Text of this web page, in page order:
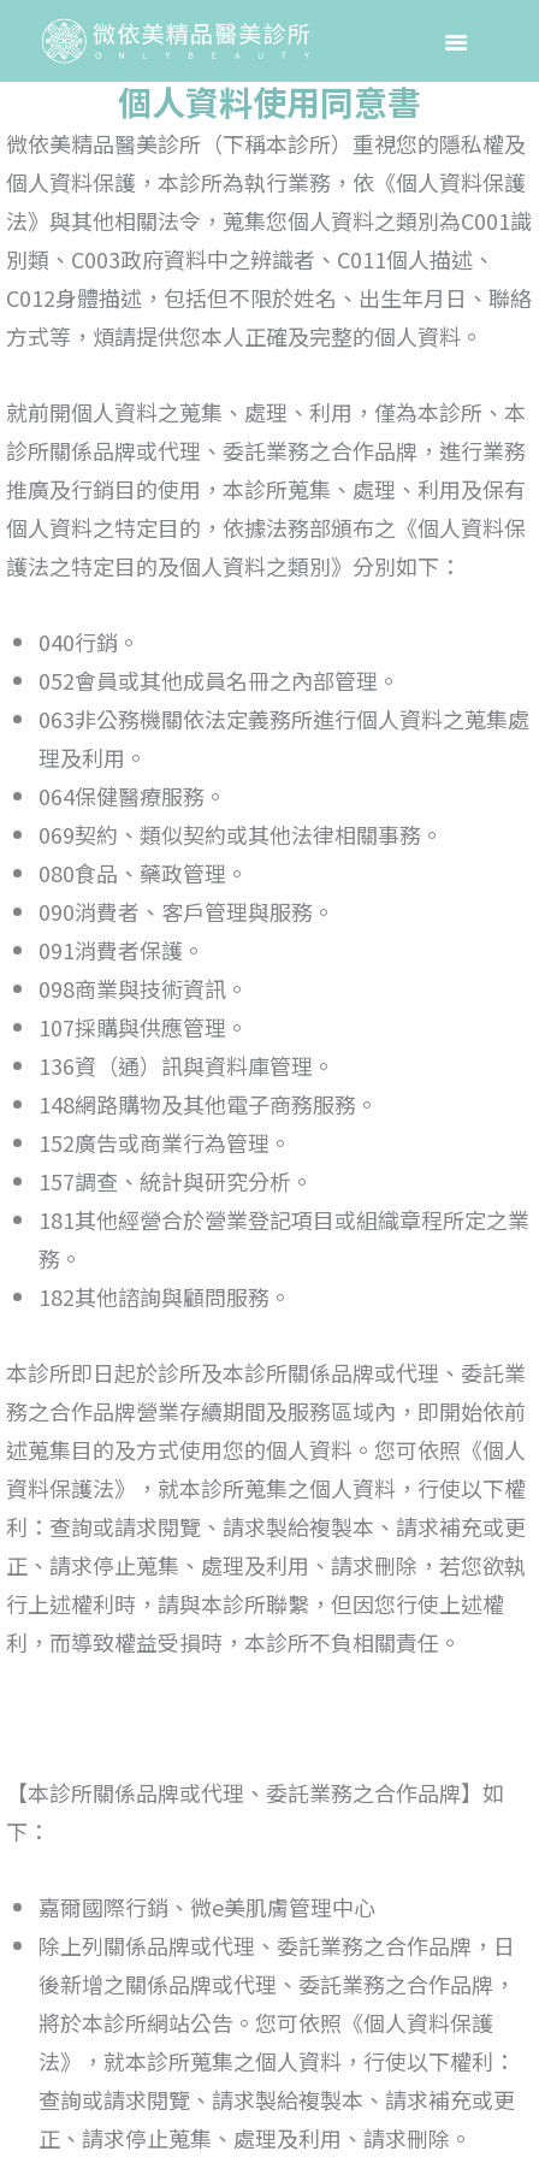
個人資料使用同意書
微依美精品醫美診所（下稱本診所）重視您的隱私權及
個人資料保護，本診所為執行業務，依《個人資料保護
法》與其他相關法令，蒐集您個人資料之類別為C001識
別類、C003政府資料中之辨識者、C011個人描述、
C012身體描述，包括但不限於姓名、出生年月日、聯絡
方式等，煩請提供您本人正確及完整的個人資料。
就前開個人資料之蒐集、處理、利用，僅為本診所、本
診所關係品牌或代理、委託業務之合作品牌，進行業務
推廣及行銷目的使用，本診所蒐集、處理、利用及保有
個人資料之特定目的，依據法務部頒布之《個人資料保
護法之特定目的及個人資料之類別》分別如下：
040行銷。
052會員或其他成員名冊之內部管理。
063非公務機關依法定義務所進行個人資料之蒐集處
理及利用。
064保健醫療服務。
069契約、類似契約或其他法律相關事務。
080食品、藥政管理。
090消費者、客戶管理與服務。
091消費者保護。
098商業與技術資訊。
107採購與供應管理。
136資（通）訊與資料庫管理。
148網路購物及其他電子商務服務。
152廣告或商業行為管理。
157調查、統計與研究分析。
181其他經營合於營業登記項目或組織章程所定之業
務。
182其他諮詢與顧問服務。
本診所即日起於診所及本診所關係品牌或代理、委託業
務之合作品牌營業存續期間及服務區域內，即開始依前
述蒐集目的及方式使用您的個人資料。您可依照《個人
資料保護法》
，就本診所蒐集之個人資料，行使以下權
利：查詢或請求閱覽、請求製給複製本、請求補充或更
正、請求停止蒐集、處理及利用、請求刪除，若您欲執
行上述權利時，請與本診所聯繫，但因您行使上述權
利，而導致權益受損時，本診所不負相關責任。
【本診所關係品牌或代理、委託業務之合作品牌】如
下：
嘉爾國際行銷、微e美肌膚管理中心
除上列關係品牌或代理、委託業務之合作品牌，日
後新增之關係品牌或代理、委託業務之合作品牌，
將於本診所網站公告。您可依照《個人資料保護
法》
，就本診所蒐集之個人資料，行使以下權利：
查詢或請求閱覽、請求製給複製本、請求補充或更
正、請求停止蒐集、處理及利用、請求刪除。